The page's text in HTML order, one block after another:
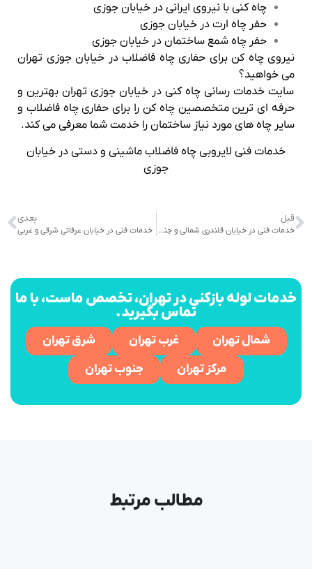
چاه کنی با نیروی ایرانی در خیابان جوزی
حفر چاه ارت در خیابان جوزی
حفر چاه شمع ساختمان در خیابان جوزی
نیروی چاه کن برای حفاری چاه فاضلاب در خیابان جوزی تهران
می خواهید؟
سایت خدمات رسانی چاه کنی در خیابان جوزی تهران بهترین و
حرفه ای ترین متخصصین چاه کن را برای حفاری چاه فاضلاب و
سایر چاه های مورد نیاز ساختمان را خدمت شما معرفی می کند.
خدمات فنی لایروبی چاه فاضلاب ماشینی و دستی در خیابان
جوزی
قبل
خدمات فنی در خیابان قلندری شمالی و جنوبی
بعدی
خدمات فنی در خیابان عرفاتی شرقی و غربی
خدمات لوله بازکنی در تهران، تخصص ماست، با ما
تماس بگیرید.
شمال تهران غرب تهران
شرق تهران
مرکز تهران
جنوب تهران
مطالب مرتبط